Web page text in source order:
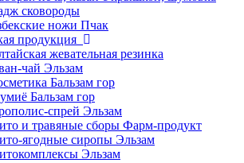
сковороды
ножи Пчак
продукция
жевательная резинка
чай Эльзам
Бальзам гор
Бальзам гор
спрей Эльзам
и травяные сборы Фарм-продукт
ягодные сиропы Эльзам
Эльзам